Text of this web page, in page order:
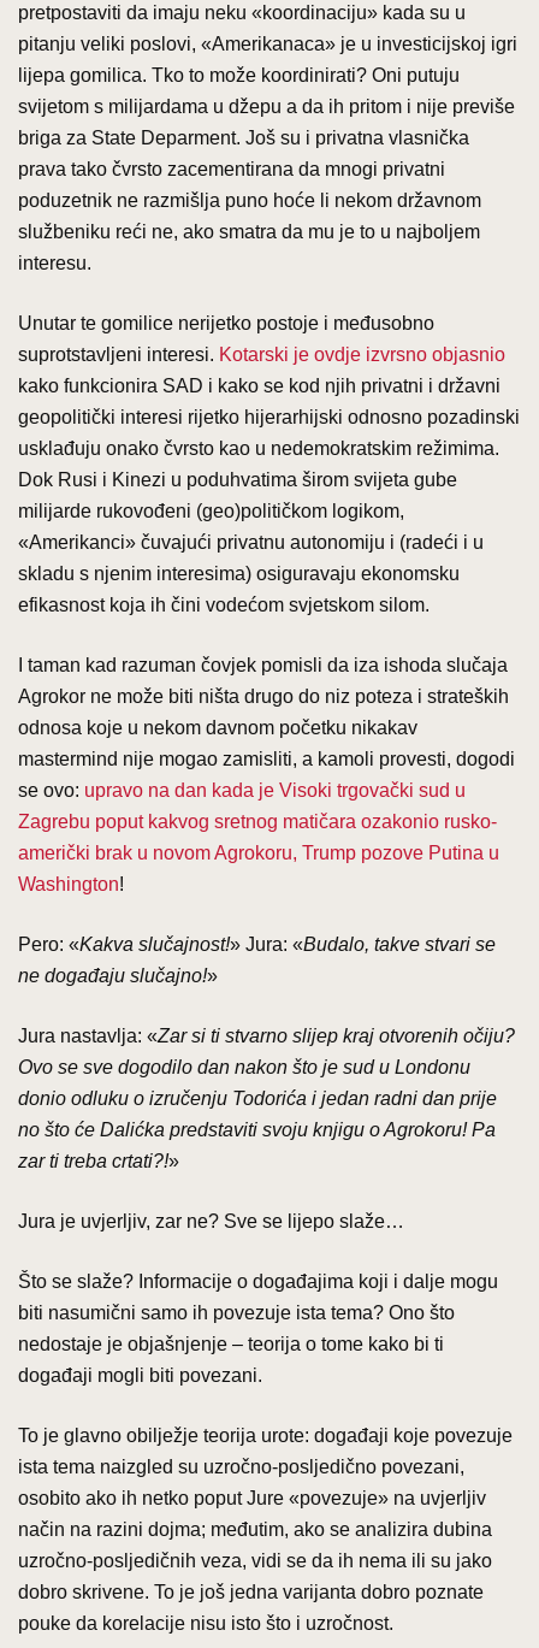
pretpostaviti da imaju neku «koordinaciju» kada su u
pitanju veliki poslovi, «Amerikanaca» je u investicijskoj igri
lijepa gomilica. Tko to može koordinirati? Oni putuju
svijetom s milijardama u džepu a da ih pritom i nije previše
briga za State Deparment. Još su i privatna vlasnička
prava tako čvrsto zacementirana da mnogi privatni
poduzetnik ne razmišlja puno hoće li nekom državnom
službeniku reći ne, ako smatra da mu je to u najboljem
interesu.
Unutar te gomilice nerijetko postoje i međusobno
suprotstavljeni interesi. Kotarski je ovdje izvrsno objasnio
kako funkcionira SAD i kako se kod njih privatni i državni
geopolitički interesi rijetko hijerarhijski odnosno pozadinski
usklađuju onako čvrsto kao u nedemokratskim režimima.
Dok Rusi i Kinezi u poduhvatima širom svijeta gube
milijarde rukovođeni (geo)političkom logikom,
«Amerikanci» čuvajući privatnu autonomiju i (radeći i u
skladu s njenim interesima) osiguravaju ekonomsku
efikasnost koja ih čini vodećom svjetskom silom.
I taman kad razuman čovjek pomisli da iza ishoda slučaja
Agrokor ne može biti ništa drugo do niz poteza i strateških
odnosa koje u nekom davnom početku nikakav
mastermind nije mogao zamisliti, a kamoli provesti, dogodi
se ovo: upravo na dan kada je Visoki trgovački sud u
Zagrebu poput kakvog sretnog matičara ozakonio rusko-
američki brak u novom Agrokoru, Trump pozove Putina u
Washington!
Pero: «Kakva slučajnost!» Jura: «Budalo, takve stvari se
ne događaju slučajno!»
Jura nastavlja: «Zar si ti stvarno slijep kraj otvorenih očiju?
Ovo se sve dogodilo dan nakon što je sud u Londonu
donio odluku o izručenju Todorića i jedan radni dan prije
no što će Dalićka predstaviti svoju knjigu o Agrokoru! Pa
zar ti treba crtati?!»
Jura je uvjerljiv, zar ne? Sve se lijepo slaže…
Što se slaže? Informacije o događajima koji i dalje mogu
biti nasumični samo ih povezuje ista tema? Ono što
nedostaje je objašnjenje – teorija o tome kako bi ti
događaji mogli biti povezani.
To je glavno obilježje teorija urote: događaji koje povezuje
ista tema naizgled su uzročno-posljedično povezani,
osobito ako ih netko poput Jure «povezuje» na uvjerljiv
način na razini dojma; međutim, ako se analizira dubina
uzročno-posljedičnih veza, vidi se da ih nema ili su jako
dobro skrivene. To je još jedna varijanta dobro poznate
pouke da korelacije nisu isto što i uzročnost.